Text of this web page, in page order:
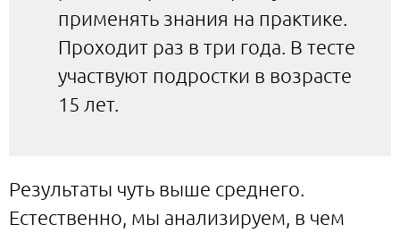
применять знания на практике.
Проходит раз в три года. В тесте
участвуют подростки в возрасте
15 лет.
Результаты чуть выше среднего.
Естественно, мы анализируем, в чем